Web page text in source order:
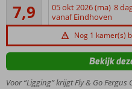
Compleet
vernieuwd en
(familie)resort!
waterpark
in een
7,9
228
beoordelingen
05 okt 2026 (ma) 8
vanaf Eindhoven
Nog 1 kamer(s)
Voor “Ligging” krijgt Fly & Go
Bekijk